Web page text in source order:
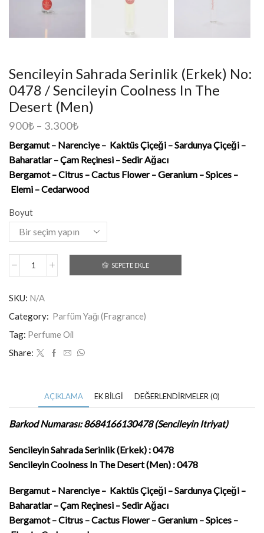
Sencileyin Sahrada Serinlik (Erkek) No:
0478 / Sencileyin Coolness In The
Desert (Men)
900₺ – 3.300₺
Bergamut – Narenciye– Kaktüs Çiçeği – Sardunya Çiçeği –
Baharatlar – Çam Reçinesi – Sedir Ağacı
Bergamot – Citrus – Cactus Flower– Geranium – Spices –
Elemi – Cedarwood
Boyut
SEPETE EKLE
SKU: N/A
Category: Parfüm Yağı (Fragrance)
Tag: Perfume Oil
Share:
AÇIKLAMA EK BILGI DEĞERLENDIRMELER (0)
Barkod Numarası: 8684166130478 (Sencileyin Itriyat)
Sencileyin Sahrada Serinlik (Erkek) : 0478
SencileyinCoolness In The Desert (Men) : 0478
Bergamut – Narenciye– Kaktüs Çiçeği – Sardunya Çiçeği –
Baharatlar – Çam Reçinesi – Sedir Ağacı
Bergamot – Citrus – Cactus Flower– Geranium – Spices –